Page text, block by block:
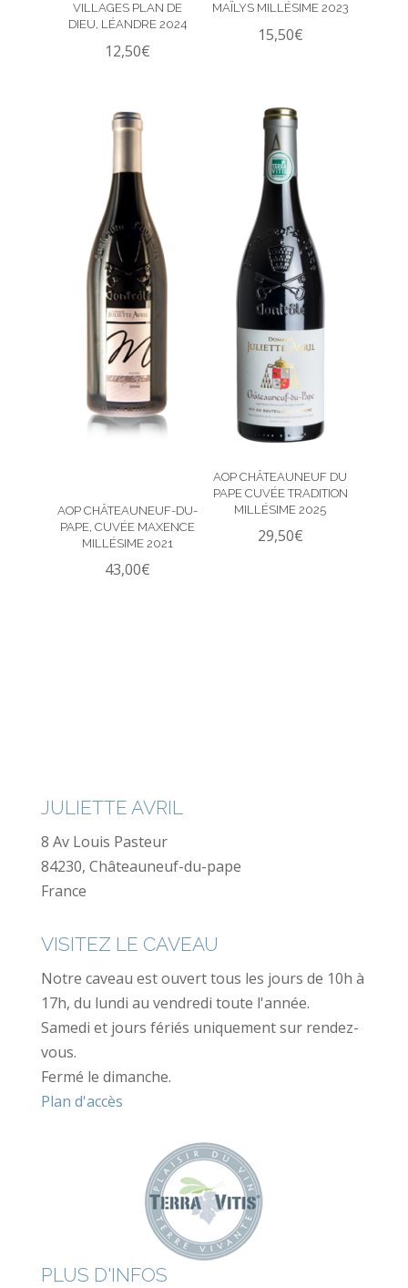
VILLAGES PLAN DE
DIEU, LÉANDRE 2024
12,50€
MAÏLYS MILLÉSIME 2023
15,50€
AOP CHÂTEAUNEUF-DU-
PAPE, CUVÉE MAXENCE
MILLÉSIME 2021
43,00€
AOP CHÂTEAUNEUF DU
PAPE CUVÉE TRADITION
MILLÉSIME 2025
29,50€
JULIETTE AVRIL
8 Av Louis Pasteur
84230, Châteauneuf-du-pape
France
VISITEZ LE CAVEAU
Notre caveau est ouvert tous les jours de 10h à
17h, du lundi au vendredi toute l'année.
Samedi et jours fériés uniquement sur rendez-
vous.
Fermé le dimanche.
Plan d'accès
PLUS D'INFOS